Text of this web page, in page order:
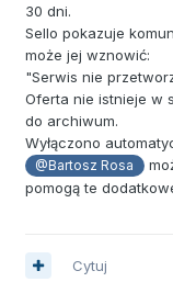
30 dni.
Sello pokazuje
może jej wznowić:
"Serwis nie
Oferta nie istnieje w
do archiwum.
Wyłączono
@Bartosz Rosa
pomogą te
Cytuj